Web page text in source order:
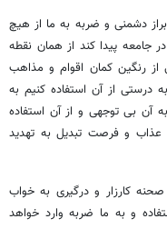
دشمنی و ضربه به ما از هیچ
جامعه پیدا کند از همان نقطه
از رنگین کمان اقوام و مذاهب
از آن استفاده کنیم به
آن بی توجهی و از آن استفاده
عذاب و فرصت تبدیل به تهدید
کارزار و درگیری به خواب
و به ما ضربه وارد خواهد